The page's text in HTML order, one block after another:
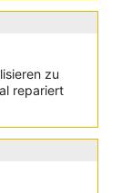
zu
repariert